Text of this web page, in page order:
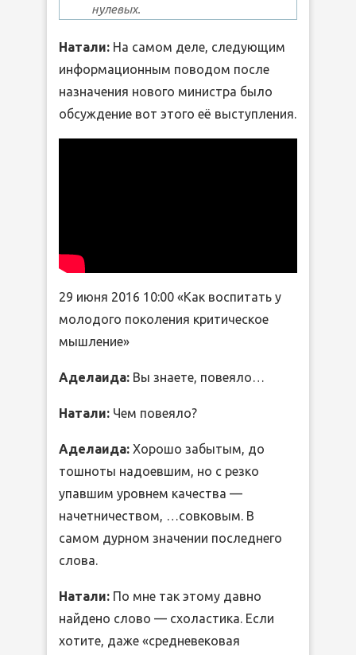
нулевых.
Натали: На самом деле, следующим
информационным поводом после
назначения нового министра было
обсуждение вот этого её выступления.
29 июня 2016 10:00 «Как воспитать у
молодого поколения критическое
мышление»
Аделаида: Вы знаете, повеяло…
Натали: Чем повеяло?
Аделаида: Хорошо забытым, до
тошноты надоевшим, но с резко
упавшим уровнем качества —
начетничеством, …совковым. В
самом дурном значении последнего
слова.
Натали: По мне так этому давно
найдено слово — схоластика. Если
хотите, даже «средневековая